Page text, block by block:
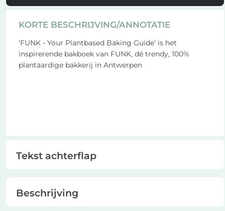
KORTE BESCHRIJVING/ANNOTATIE
‘FUNK - Your Plantbased Baking Guide’ is het
inspirerende bakboek van FUNK, dé trendy, 100%
plantaardige bakkerij in Antwerpen
Tekst achterflap
Beschrijving